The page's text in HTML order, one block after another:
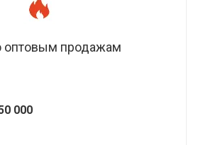
продажам
000